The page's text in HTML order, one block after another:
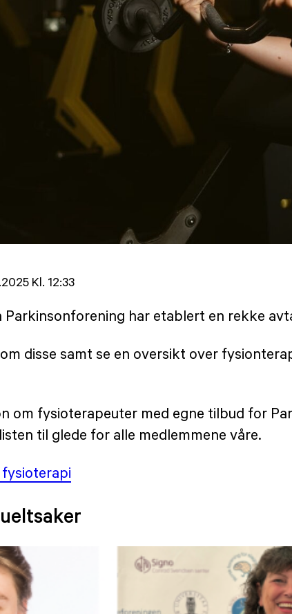
Kl. 12:33
Parkinsonforening har etablert en rekke
disse samt se en oversikt over
om fysioterapeuter med egne tilbud for
til glede for alle medlemmene våre.